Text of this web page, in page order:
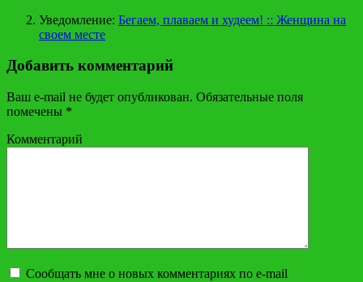
Уведомление: Бегаем, плаваем и худеем! :: Женщина на
своем месте
Добавить комментарий
Ваш e-mail не будет опубликован. Обязательные поля
помечены *
Комментарий
Сообщать мне о новых комментариях по e-mail